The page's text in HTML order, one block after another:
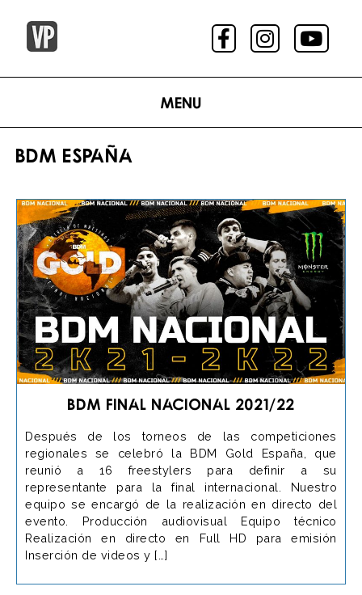
Menu
BDM ESPAÑA
BDM Final Nacional 2021/22
Después de los torneos de las competiciones
regionales se celebró la BDM Gold España, que
reunió a 16 freestylers para definir a su
representante para la final internacional. Nuestro
equipo se encargó de la realización en directo del
evento. Producción audiovisual Equipo técnico
Realización en directo en Full HD para emisión
Inserción de videos y […]